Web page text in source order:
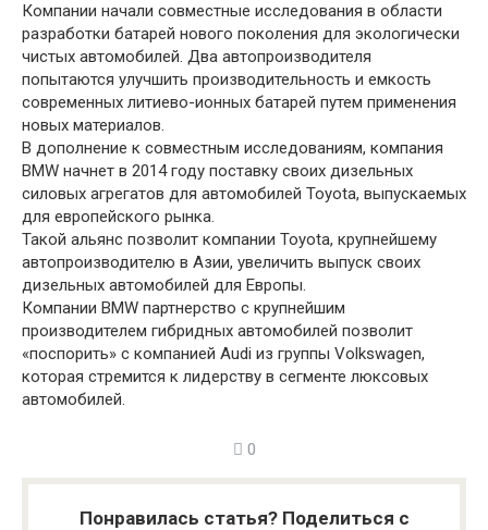
Компании начали совместные исследования в области
разработки батарей нового поколения для экологически
чистых автомобилей. Два автопроизводителя
попытаются улучшить производительность и емкость
современных литиево-ионных батарей путем применения
новых материалов.
В дополнение к совместным исследованиям, компания
BMW начнет в 2014 году поставку своих дизельных
силовых агрегатов для автомобилей Toyota, выпускаемых
для европейского рынка.
Такой альянс позволит компании Toyota, крупнейшему
автопроизводителю в Азии, увеличить выпуск своих
дизельных автомобилей для Европы.
Компании BMW партнерство с крупнейшим
производителем гибридных автомобилей позволит
«поспорить» с компанией Audi из группы Volkswagen,
которая стремится к лидерству в сегменте люксовых
автомобилей.
0
Понравилась статья? Поделиться с